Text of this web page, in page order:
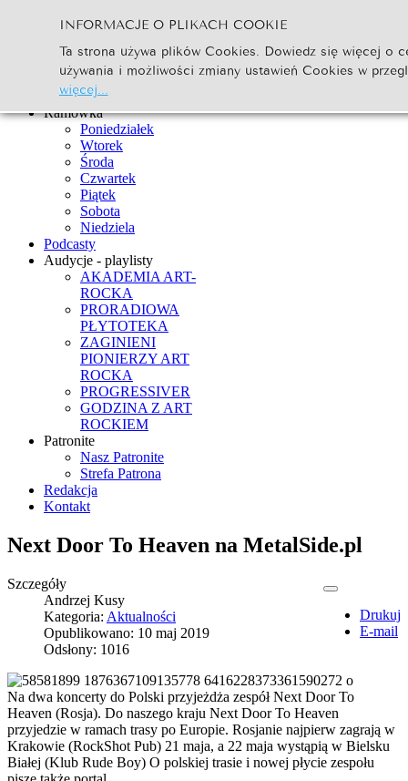
Go
Strona Główna
Newsy
Ramówka
Poniedziałek
Wtorek
Środa
Czwartek
Piątek
Sobota
Niedziela
Podcasty
Audycje - playlisty
AKADEMIA ART-
ROCKA
PRORADIOWA
PŁYTOTEKA
ZAGINIENI
PIONIERZY ART
ROCKA
PROGRESSIVER
GODZINA Z ART
ROCKIEM
Patronite
Nasz Patronite
Strefa Patrona
Redakcja
Kontakt
Next Door To Heaven na MetalSide.pl
Drukuj
E-mail
Szczegóły
Andrzej Kusy
Kategoria: Aktualności
Opublikowano: 10 maj 2019
Odsłony: 1016
Na dwa koncerty do Polski przyjeżdża zespół Next Door To
Heaven (Rosja). Do naszego kraju Next Door To Heaven
przyjedzie w ramach trasy po Europie. Rosjanie najpierw zagrają w
Krakowie (RockShot Pub) 21 maja, a 22 maja wystąpią w Bielsku
Białej (Klub Rude Boy) O polskiej trasie i nowej płycie zespołu
INFORMACJE O PLIKACH COOKIE
Ta strona używa plików Cookies. Dowiedz się więcej o
używania i możliwości zmiany ustawień Cookies w
więcej...